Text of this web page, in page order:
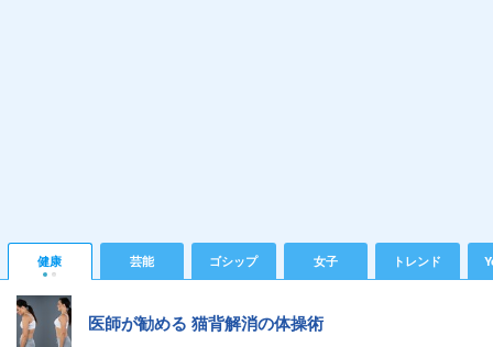
健康 芸能 ゴシップ 女子 トレンド
医師が勧める 猫背解消の体操術